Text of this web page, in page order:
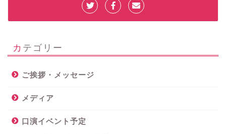
カテゴリー
ご挨拶・メッセージ
メディア
口演イベント予定